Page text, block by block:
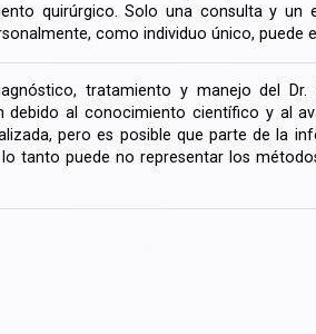
quirúrgico. Solo una consulta y un
como individuo único, puede
tratamiento y manejo del Dr.
al conocimiento científico y al
pero es posible que parte de la
tanto puede no representar los